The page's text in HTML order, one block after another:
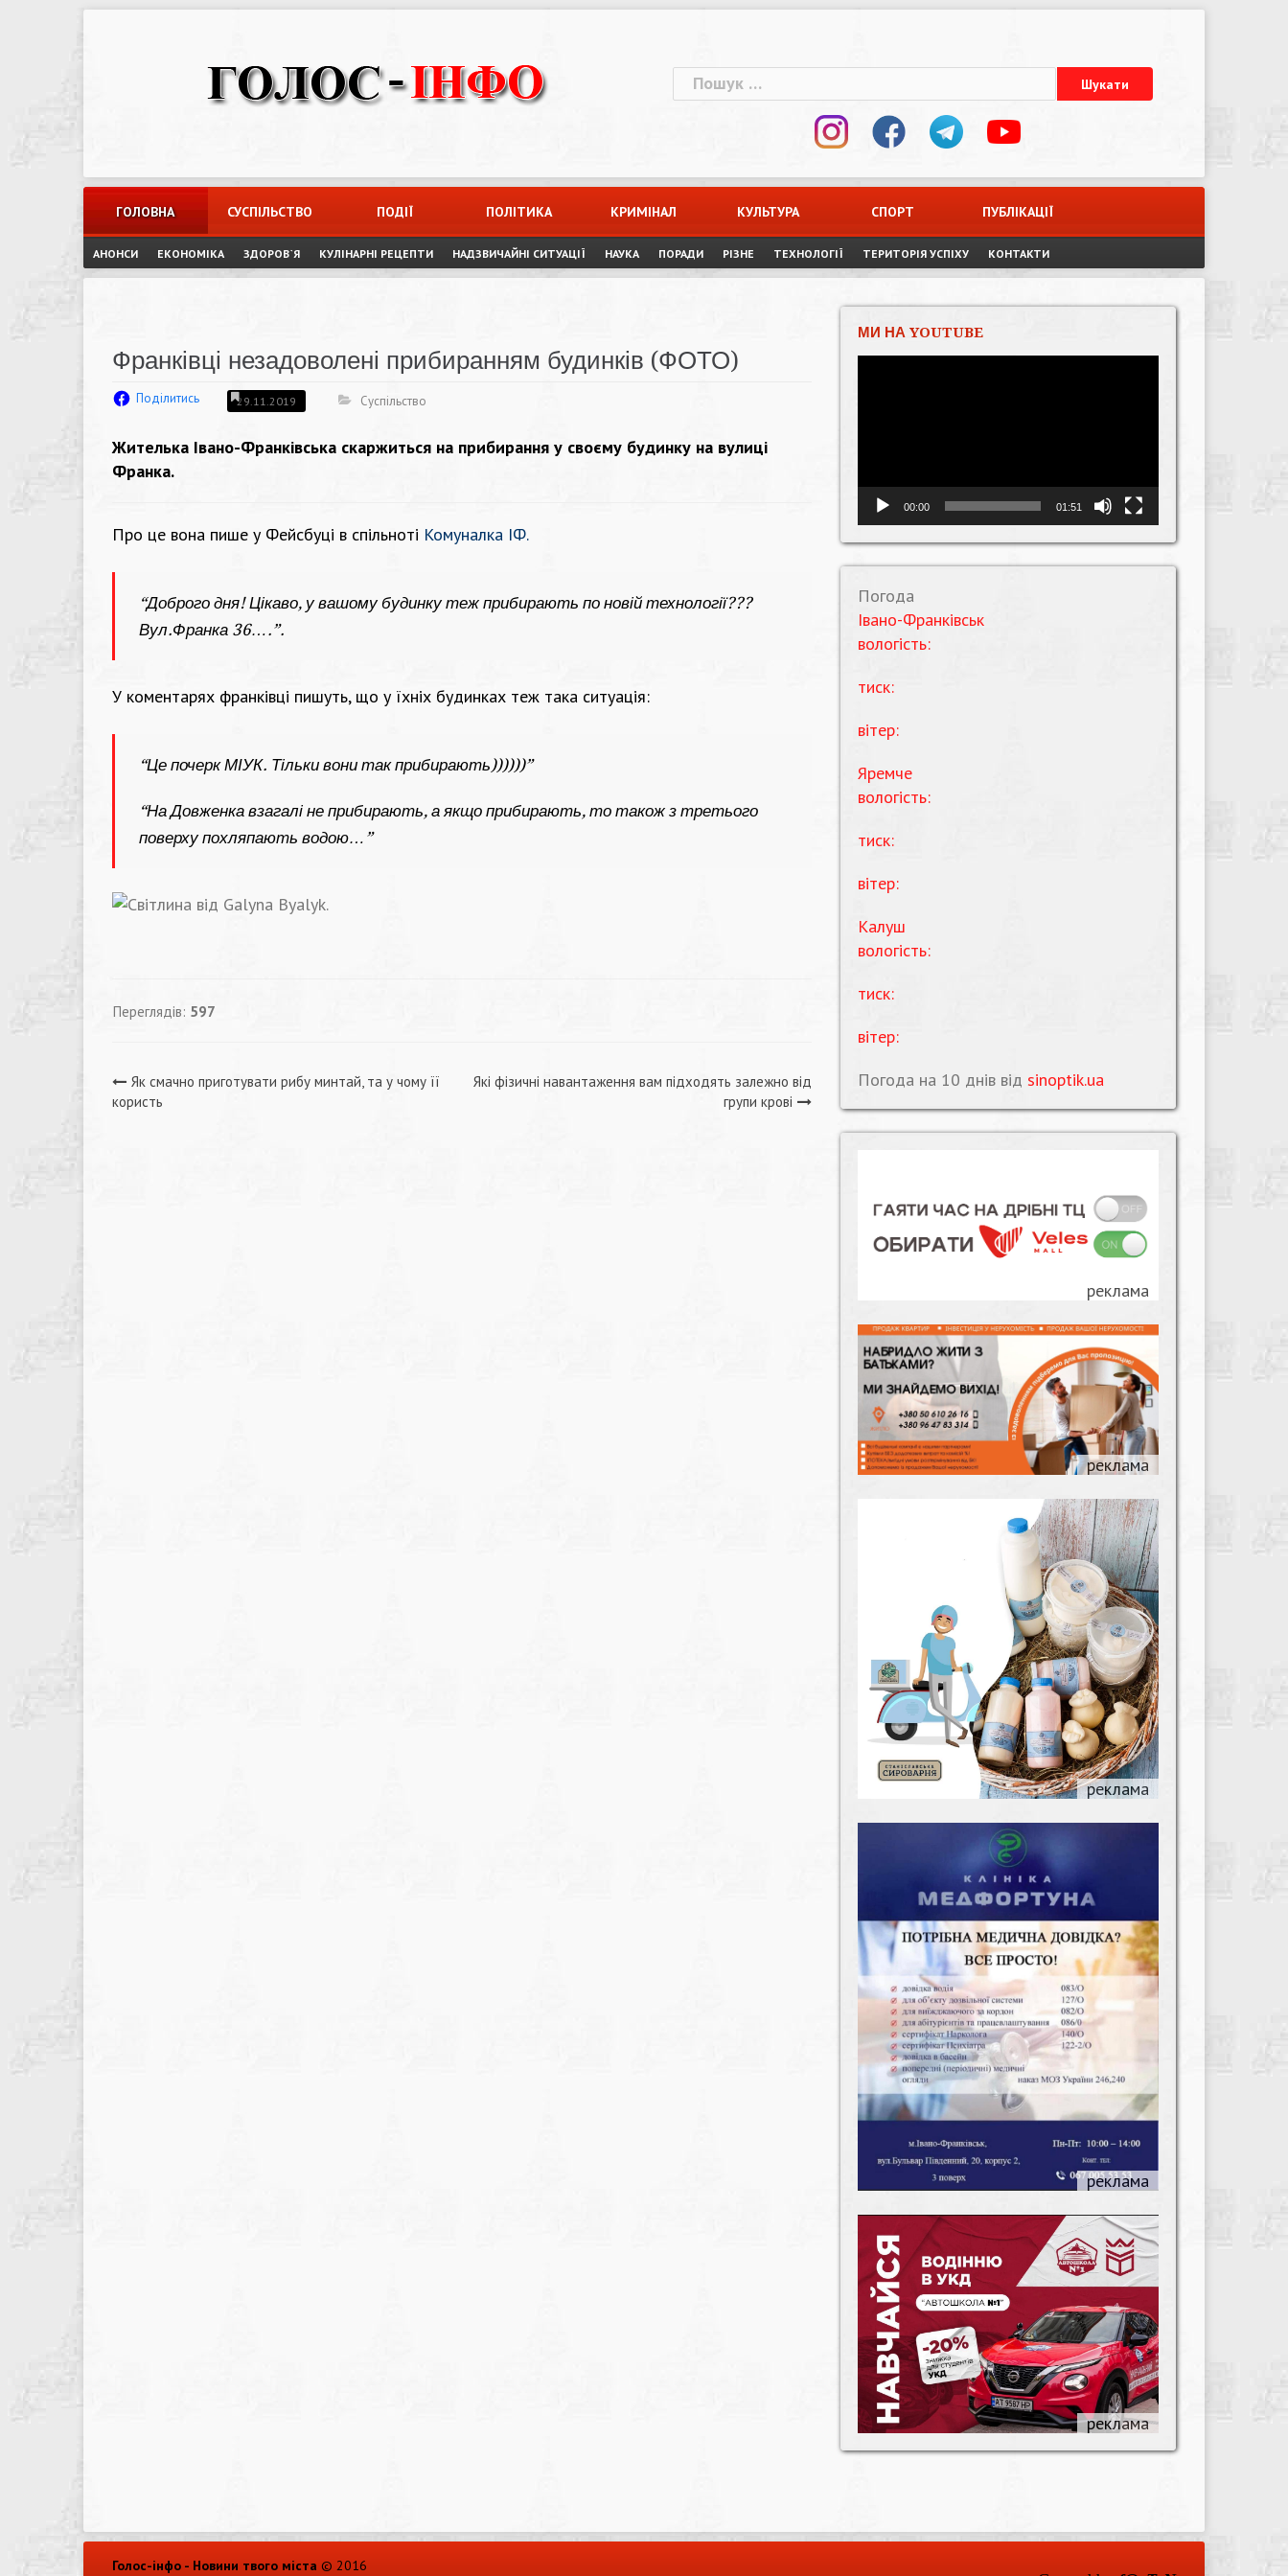
Пошук:
ГОЛОВНА СУСПІЛЬСТВО ПОДІЇ ПОЛІТИКА КРИМІНАЛ КУЛЬТУРА СПОРТ ПУБЛІКАЦІЇ
АНОНСИ ЕКОНОМІКА ЗДОРОВ`Я КУЛІНАРНІ РЕЦЕПТИ НАДЗВИЧАЙНІ СИТУАЦІЇ НАУКА ПОРАДИ РІЗНЕ ТЕХНОЛОГІЇ ТЕРИТОРІЯ УСПІХУ КОНТАКТИ
Франківці незадоволені прибиранням будинків (ФОТО)
Поділитись 29.11.2019 Суспільство
Жителька Івано-Франківська скаржиться на прибирання у своєму будинку на вулиці
Франка.
Про це вона пише у Фейсбуці в спільноті Комуналка ІФ.
“Доброго дня! Цікаво, у вашому будинку теж прибирають по новій технології???
Вул.Франка 36….”.
У коментарях франківці пишуть, що у їхніх будинках теж така ситуація:
“Це почерк МІУК. Тільки вони так прибирають))))))”
“На Довженка взагалі не прибирають, а якщо прибирають, то також з третього
поверху похляпають водою…”
Переглядів: 597
Навігація
Як смачно приготувати рибу минтай, та у чому її
користь
Які фізичні навантаження вам підходять залежно від
групи крові
МИ НА YOUTUBE
00:00 01:51
Погода
Івано-Франківськ
вологість:
тиск:
вітер:
Яремче
вологість:
тиск:
вітер:
Калуш
вологість:
тиск:
вітер:
Погода на 10 днів від sinoptik.ua
Голос-інфо - Новини твого міста © 2016